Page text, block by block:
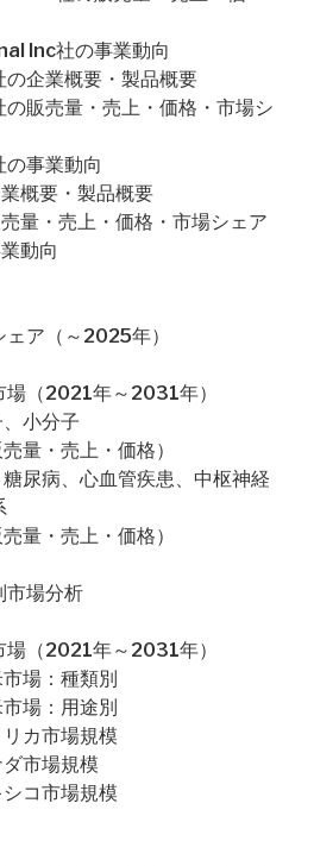
Inc社の事業動向
企業概要・製品概要
販売量・売上・価格・市場シ
事業動向
概要・製品概要
量・売上・価格・市場シェア
動向
ア（～2025年）
（2021年～2031年）
小分子
量・売上・価格）
尿病、心血管疾患、中枢神経
量・売上・価格）
市場分析
（2021年～2031年）
場：種類別
場：用途別
カ市場規模
市場規模
コ市場規模